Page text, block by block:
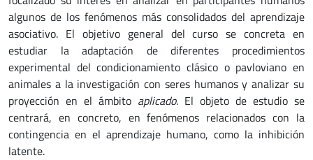
algunos de los fenómenos más consolidados del aprendizaje
asociativo. El objetivo general del curso se concreta en
estudiar la adaptación de diferentes procedimientos
experimental del condicionamiento clásico o pavloviano en
animales a la investigación con seres humanos y analizar su
proyección en el ámbito aplicado. El objeto de estudio se
centrará, en concreto, en fenómenos relacionados con la
contingencia en el aprendizaje humano, como la inhibición
latente.